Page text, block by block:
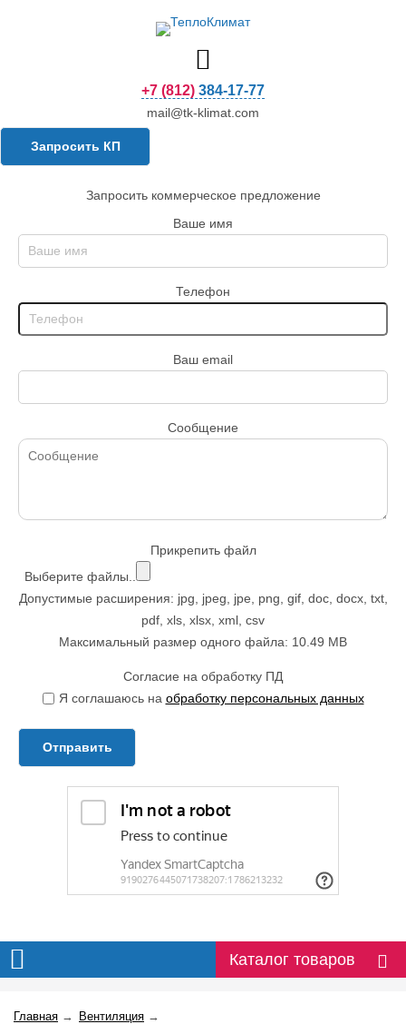
+7 (812) 384-17-77
mail@tk-klimat.com
Запросить КП
Запросить коммерческое предложение
Ваше имя
Телефон
Ваш email
Сообщение
Прикрепить файл
Выберите файлы..
Допустимые расширения: jpg, jpeg, jpe, png, gif, doc, docx, txt,
pdf, xls, xlsx, xml, csv
Максимальный размер одного файла: 10.49 MB
Согласие на обработку ПД
Я соглашаюсь на обработку персональных данных
Отправить
Каталог товаров
Главная → Вентиляция →